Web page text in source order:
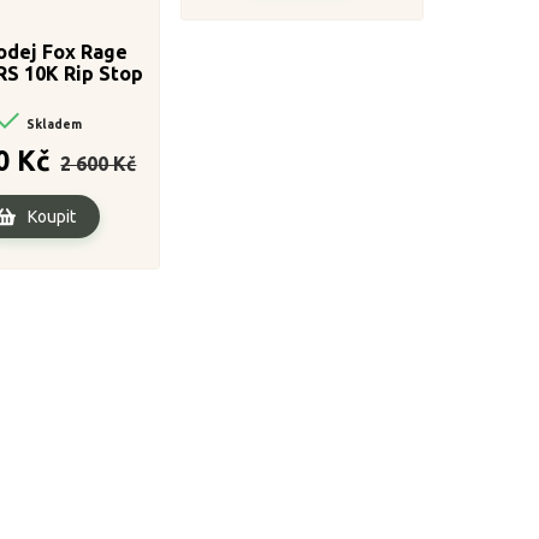
Fox Rage
10K Rip Stop
Skladem
Kč
cena
2 600 Kč
Koupit